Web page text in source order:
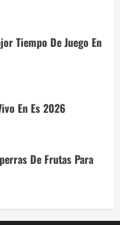
Tiempo De Juego En
En Es 2026
De Frutas Para